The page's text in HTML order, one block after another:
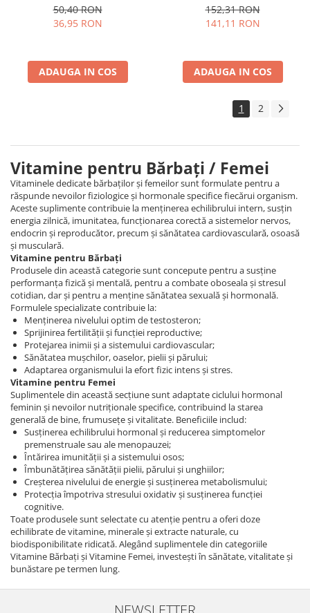
50,40 RON
36,95 RON
ADAUGA IN COS
152,31 RON
141,11 RON
ADAUGA IN COS
1 2
Vitamine pentru Bărbați / Femei
Vitaminele dedicate bărbaților și femeilor sunt formulate pentru a
răspunde nevoilor fiziologice și hormonale specifice fiecărui organism.
Aceste suplimente contribuie la menținerea echilibrului intern, susțin
energia zilnică, imunitatea, funcționarea corectă a sistemelor nervos,
endocrin și reproducător, precum și sănătatea cardiovasculară, osoasă
și musculară.
Vitamine pentru Bărbați
Produsele din această categorie sunt concepute pentru a susține
performanța fizică și mentală, pentru a combate oboseala și stresul
cotidian, dar și pentru a menține sănătatea sexuală și hormonală.
Formulele specializate contribuie la:
Menținerea nivelului optim de testosteron;
Sprijinirea fertilității și funcției reproductive;
Protejarea inimii și a sistemului cardiovascular;
Sănătatea mușchilor, oaselor, pielii și părului;
Adaptarea organismului la efort fizic intens și stres.
Vitamine pentru Femei
Suplimentele din această secțiune sunt adaptate ciclului hormonal
feminin și nevoilor nutriționale specifice, contribuind la starea
generală de bine, frumusețe și vitalitate. Beneficiile includ:
Susținerea echilibrului hormonal și reducerea simptomelor
premenstruale sau ale menopauzei;
Întărirea imunității și a sistemului osos;
Îmbunătățirea sănătății pielii, părului și unghiilor;
Creșterea nivelului de energie și susținerea metabolismului;
Protecția împotriva stresului oxidativ și susținerea funcției
cognitive.
Toate produsele sunt selectate cu atenție pentru a oferi doze
echilibrate de vitamine, minerale și extracte naturale, cu
biodisponibilitate ridicată. Alegând suplimentele din categoriile
Vitamine Bărbați și Vitamine Femei, investești în sănătate, vitalitate și
bunăstare pe termen lung.